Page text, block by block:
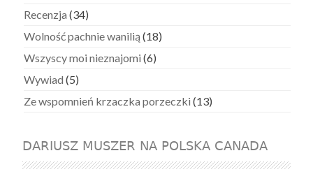
Recenzja (34)
Wolność pachnie wanilią (18)
Wszyscy moi nieznajomi (6)
Wywiad (5)
Ze wspomnień krzaczka porzeczki (13)
DARIUSZ MUSZER NA POLSKA CANADA